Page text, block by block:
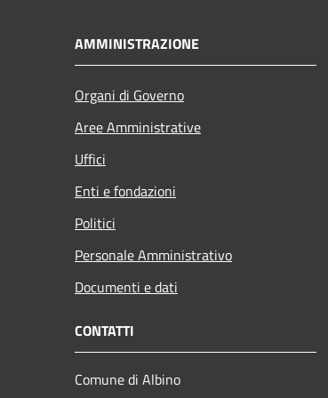
AMMINISTRAZIONE
Organi di Governo
Aree Amministrative
Uffici
Enti e fondazioni
Politici
Personale Amministrativo
Documenti e dati
CONTATTI
Comune di Albino